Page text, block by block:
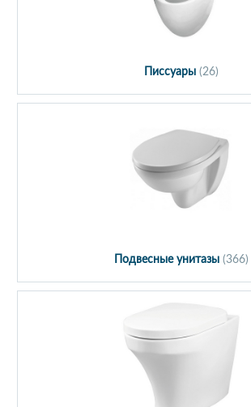
Писсуары (26)
Подвесные унитазы (366)